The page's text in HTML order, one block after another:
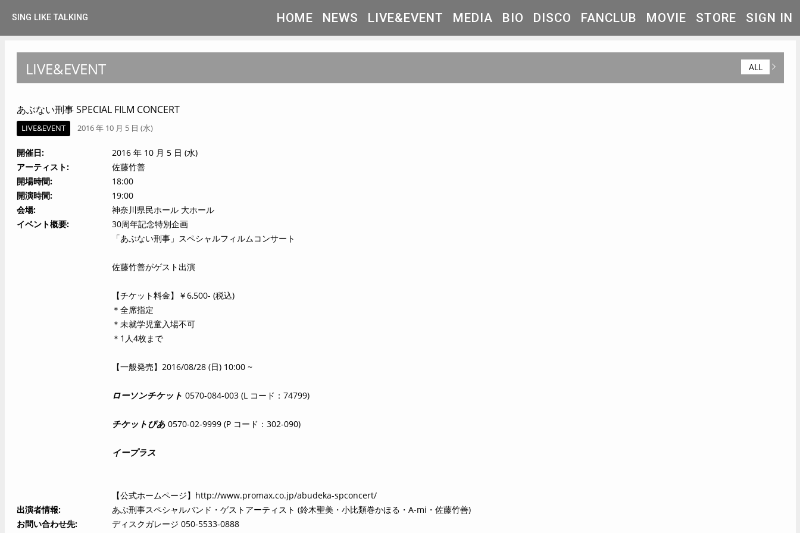
SING LIKE TALKING HOME NEWS LIVE&EVENT MEDIA BIO DISCO FANCLUB MOVIE STORE SIGN IN
LIVE&EVENT ALL
あぶない刑事 SPECIAL FILM CONCERT
LIVE&EVENT 2016 年 10 月 5 日 (水)
開催日
2016 年 10 月 5 日 (水)
アーティスト
佐藤竹善
開場時間
18:00
開演時間
19:00
会場
神奈川県民ホール 大ホール
イベント概要
30周年記念特別企画
「あぶない刑事」スペシャルフィルムコンサート
佐藤竹善がゲスト出演
【チケット料金】￥6,500- (税込)
＊全席指定
＊未就学児童入場不可
＊1人4枚まで
【一般発売】2016/08/28 (日) 10:00 ~
ローソンチケット 0570-084-003 (L コード：74799)
チケットぴあ0570-02-9999 (P コード：302-090)
イープラス
【公式ホームページ】 http://www.promax.co.jp/abudeka-spconcert/
出演者情報
あぶ刑事スペシャルバンド・ゲストアーティスト (鈴木聖美・小比類巻かほる・A-mi・佐藤竹善)
お問い合わせ先
ディスクガレージ 050-5533-0888